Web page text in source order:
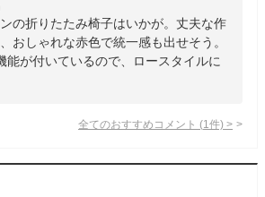
の折りたたみ椅子はいかが。丈夫な作
おしゃれな赤色で統一感も出せそう。
能が付いているので、ロースタイルに
全てのおすすめコメント (1 件) >